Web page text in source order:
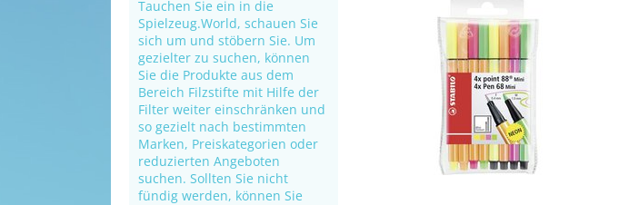
Tauchen Sie ein in die
Spielzeug.World, schauen Sie
sich um und stöbern Sie. Um
gezielter zu suchen, können
Sie die Produkte aus dem
Bereich Filzstifte mit Hilfe der
Filter weiter einschränken und
so gezielt nach bestimmten
Marken, Preiskategorien oder
reduzierten Angeboten
suchen. Sollten Sie nicht
fündig werden, können Sie